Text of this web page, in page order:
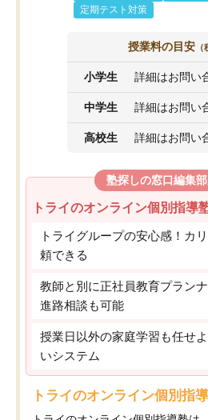
定期テスト対策
授業料の目安
小学生 詳細はお問い
中学生 詳細はお問い
高校生 詳細はお問い
塾探しの窓口編集
トライのオンライン個別指導
トライグループの安心感！カ
頼できる
教師と別に正社員教育プラン
進路相談も可能
授業日以外の家庭学習も任せ
いシステム
トライのオンライン個別指